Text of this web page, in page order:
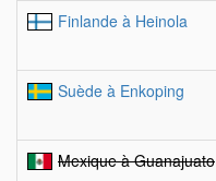
Finlande à Heinola
Suède à Enkoping
Mexique à Guanajuato